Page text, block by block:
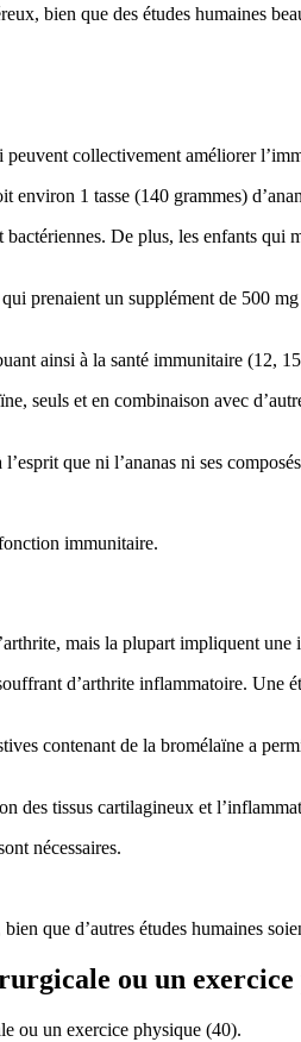
bien que des études humaines
collectivement améliorer
1 tasse (140 grammes)
De plus, les enfants qui
prenaient un supplément de 500
ainsi à la santé immunitaire (12,
seuls et en combinaison avec
que ni l’ananas ni ses
immunitaire.
mais la plupart impliquent
d’arthrite inflammatoire. Une
contenant de la bromélaïne a
des tissus cartilagineux et
nécessaires.
que d’autres études humaines
ou un exercice
ou un exercice physique (40).